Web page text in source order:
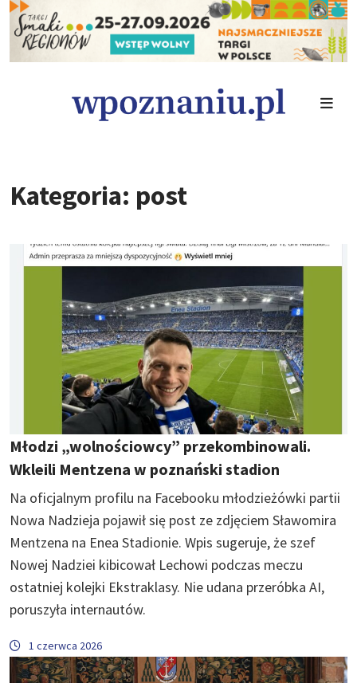
Kategoria: post
Młodzi „wolnościowcy” przekombinowali.
Wkleili Mentzena w poznański stadion
Na oficjalnym profilu na Facebooku młodzieżówki partii
Nowa Nadzieja pojawił się post ze zdjęciem Sławomira
Mentzena na Enea Stadionie. Wpis sugeruje, że szef
Nowej Nadziei kibicował Lechowi podczas meczu
ostatniej kolejki Ekstraklasy. Nie udana przeróbka AI,
poruszyła internautów.
1 czerwca 2026